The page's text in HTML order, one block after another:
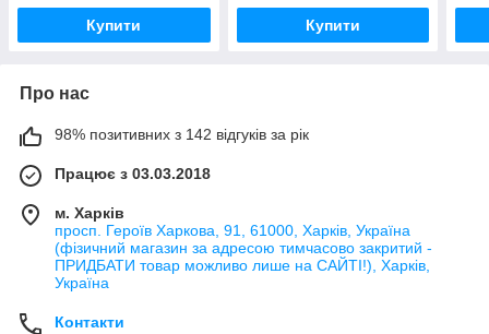
Купити Купити
Про нас
98% позитивних з 142 відгуків за рік
Працює з 03.03.2018
м. Харків
просп. Героїв Харкова, 91, 61000, Харків, Україна
(фізичний магазин за адресою тимчасово закритий -
ПРИДБАТИ товар можливо лише на САЙТІ!), Харків,
Україна
Контакти